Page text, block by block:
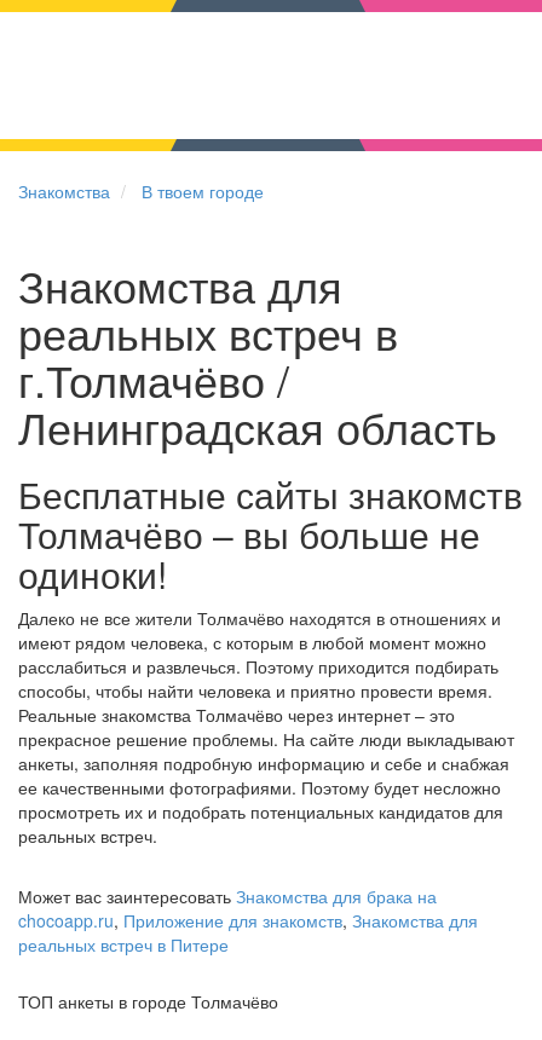
Знакомства В твоем городе
Знакомства для
реальных встреч в
г.Толмачёво /
Ленинградская область
Бесплатные сайты знакомств
Толмачёво – вы больше не
одиноки!
Далеко не все жители Толмачёво находятся в отношениях и
имеют рядом человека, с которым в любой момент можно
расслабиться и развлечься. Поэтому приходится подбирать
способы, чтобы найти человека и приятно провести время.
Реальные знакомства Толмачёво через интернет – это
прекрасное решение проблемы. На сайте люди выкладывают
анкеты, заполняя подробную информацию и себе и снабжая
ее качественными фотографиями. Поэтому будет несложно
просмотреть их и подобрать потенциальных кандидатов для
реальных встреч.
Может вас заинтересовать Знакомства для брака на
chocoapp.ru, Приложение для знакомств, Знакомства для
реальных встреч в Питере
ТОП анкеты в городе Толмачёво